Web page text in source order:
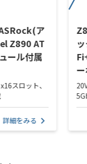
ア
Z890 AT
ール付属
スロット、
詳細をみる